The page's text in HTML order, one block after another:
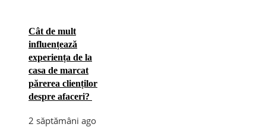
Cât de mult
influențează
experiența de la
casa de marcat
părerea clienților
despre afaceri?
2 săptămâni ago